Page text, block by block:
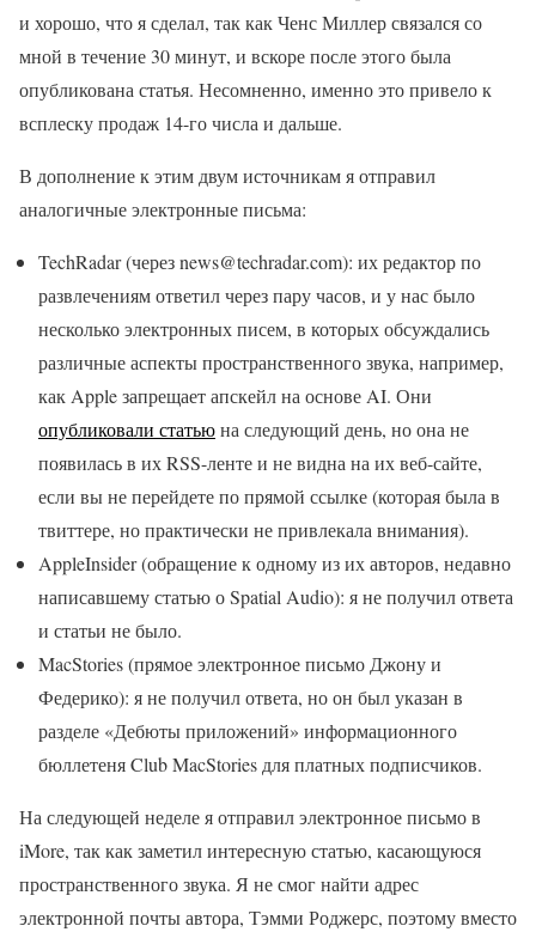
и хорошо, что я сделал, так как Ченс Миллер связался со
мной в течение 30 минут, и вскоре после этого была
опубликована статья. Несомненно, именно это привело к
всплеску продаж 14-го числа и дальше.
В дополнение к этим двум источникам я отправил
аналогичные электронные письма:
TechRadar (через news@techradar.com): их редактор по
развлечениям ответил через пару часов, и у нас было
несколько электронных писем, в которых обсуждались
различные аспекты пространственного звука, например,
как Apple запрещает апскейл на основе AI. Они
опубликовали статьюна следующий день, но она не
появилась в их RSS-ленте и не видна на их веб-сайте,
если вы не перейдете по прямой ссылке (которая была в
твиттере, но практически не привлекала внимания).
AppleInsider (обращение к одному из их авторов, недавно
написавшему статью о Spatial Audio): я не получил ответа
и статьи не было.
MacStories (прямое электронное письмо Джону и
Федерико): я не получил ответа, но он был указан в
разделе «Дебюты приложений» информационного
бюллетеня Club MacStories для платных подписчиков.
На следующей неделе я отправил электронное письмо в
iMore, так как заметил интересную статью, касающуюся
пространственного звука. Я не смог найти адрес
электронной почты автора, Тэмми Роджерс, поэтому вместо